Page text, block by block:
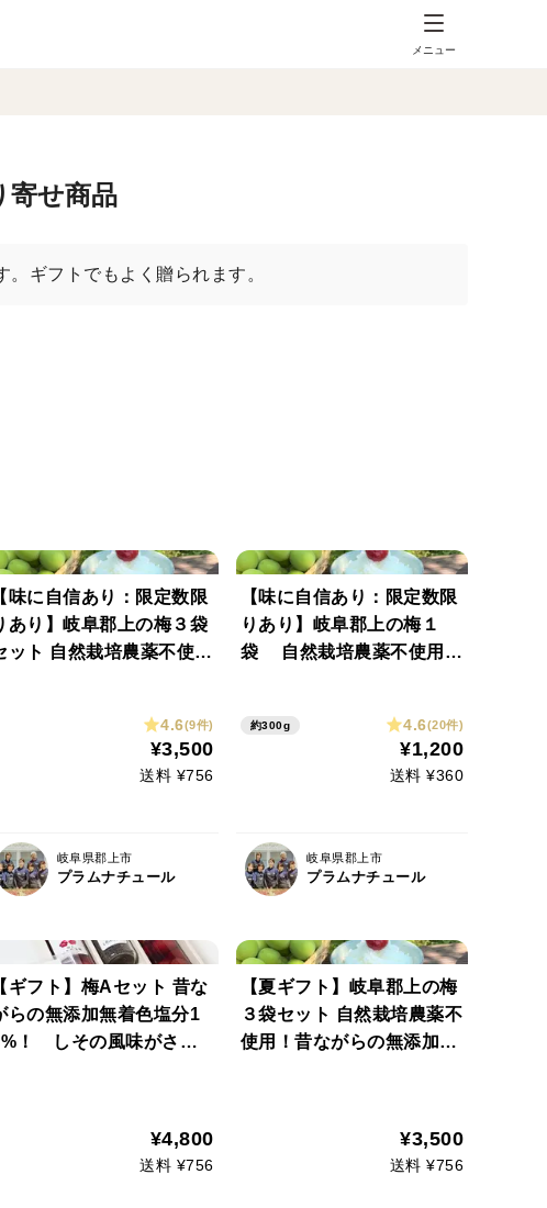
メニュー
寄せ商品
ギフトでもよく贈られます。
【味に自信あり：限定数限
あり】岐阜郡上の梅３袋
ット 自然栽培農薬不使
がさわやかなやみつきにな
4.6(9件)
¥3,500
送料 ¥756
岐阜県郡上市
プラムナチュール
【味に自信あり：限定数限
りあり】岐阜郡上の梅１
袋 自然栽培農薬不使用！
わやかなやみつきになる梅
約300g 4.6(20件)
¥1,200
送料 ¥360
岐阜県郡上市
プラムナチュール
【ギフト】梅Aセット 昔な
らの無添加無着色塩分1
！ しその風味がさわ
上げた干梅、使い方いろい
¥4,800
送料 ¥756
【夏ギフト】岐阜郡上の梅
３袋セット 自然栽培農薬不
使用！昔ながらの無添加無
¥3,500
送料 ¥756